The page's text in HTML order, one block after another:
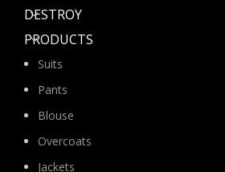
DESTROY
PRODUCTS
Suits
Pants
Blouse
Overcoats
Jackets